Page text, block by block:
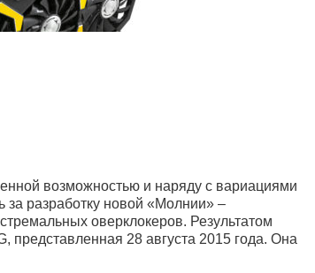
возможностью и наряду с вариациями
за разработку новой «Молнии» –
оверклокеров. Результатом
представленная 28 августа 2015 года. Она